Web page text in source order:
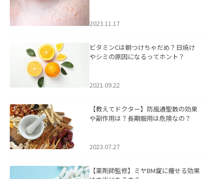
2023.11.17
ビタミンCは朝つけちゃだめ？日焼け
やシミの原因になるってホント？
2021.09.22
【教えてドクター】防風通聖散の効果
や副作用は？長期服用は危険なの？
2023.07.27
【薬剤師監修】ミヤBM錠に痩せる効果